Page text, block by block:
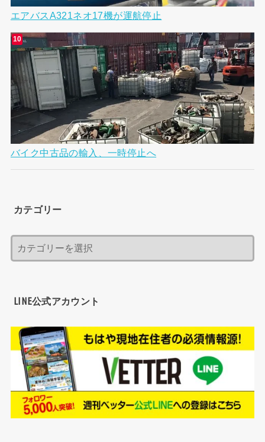
エアバスA321ネオ17機が運航停止
バイク中古品の輸入、一時停止へ
カテゴリー
LINE公式アカウント